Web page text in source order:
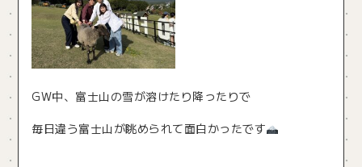
GW中、富士山の雪が溶けたり降ったりで
毎日違う富士山が眺められて面白かったです